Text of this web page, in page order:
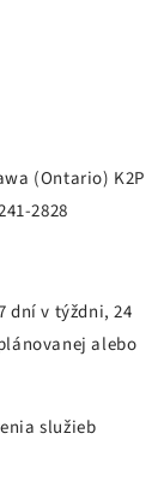
(Ontario) K2P
2828
dní v týždni, 24
alebo
služieb